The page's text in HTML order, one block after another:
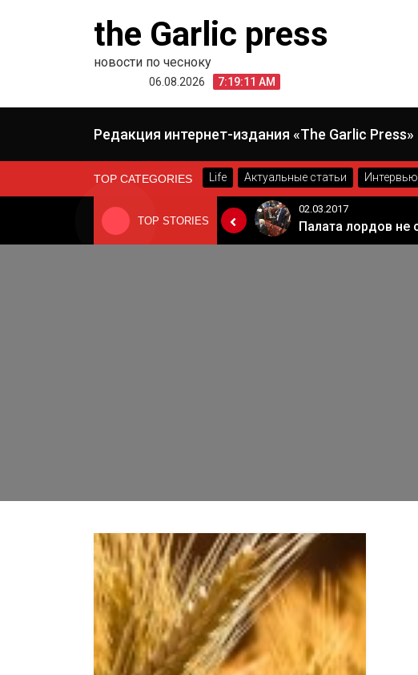
the Garlic press
новости по чесноку
06.08.2026 7:19:11 AM
Редакция интернет-издания «The Garlic Press»
TOP CATEGORIES Life Актуальные статьи Интервью
TOP STORIES
24.06.2019
Когда Россия разрешит полеты в Грузию. Позиция Кремля
02.03.2017